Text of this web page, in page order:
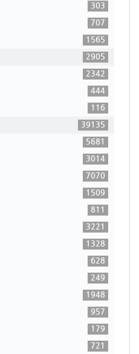
303
707
1565
2905
2342
444
116
39135
5681
3014
7070
1509
811
3221
1328
628
249
1948
957
179
721